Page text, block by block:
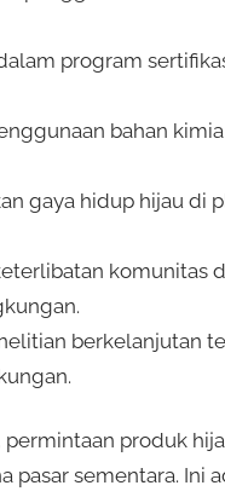
program
bahan kimia
gaya hidup hijau di
komunitas
berkelanjutan
permintaan produk
pasar sementara. Ini